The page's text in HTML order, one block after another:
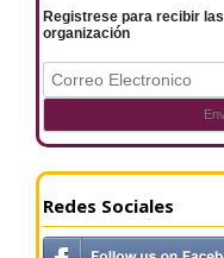
Registrese para recibir
organización
Redes Sociales